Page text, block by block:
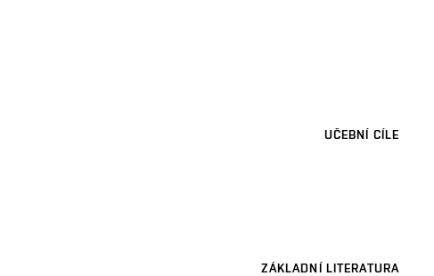
UČEBNÍ CÍLE
ZÁKLADNÍ LITERATURA